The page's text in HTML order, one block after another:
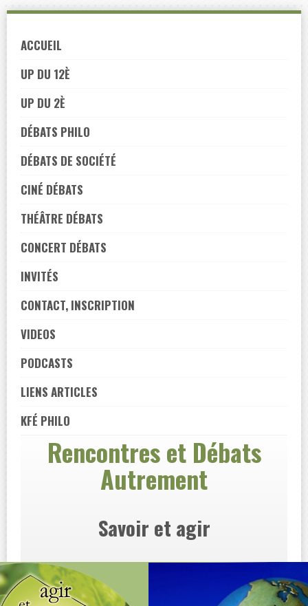
navigation
Skip
content
ACCUEIL
UP DU 12È
UP DU 2È
DÉBATS PHILO
DÉBATS DE SOCIÉTÉ
CINÉ DÉBATS
THÉÂTRE DÉBATS
CONCERT DÉBATS
INVITÉS
CONTACT, INSCRIPTION
VIDEOS
PODCASTS
LIENS ARTICLES
KFÉ PHILO
Rencontres et Débats
Autrement
Savoir et agir